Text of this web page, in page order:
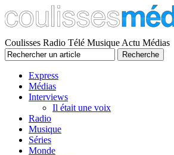
Coulisses Radio Télé Musique Actu Médias
Express
Médias
Interviews
Il était une voix
Radio
Musique
Séries
Monde